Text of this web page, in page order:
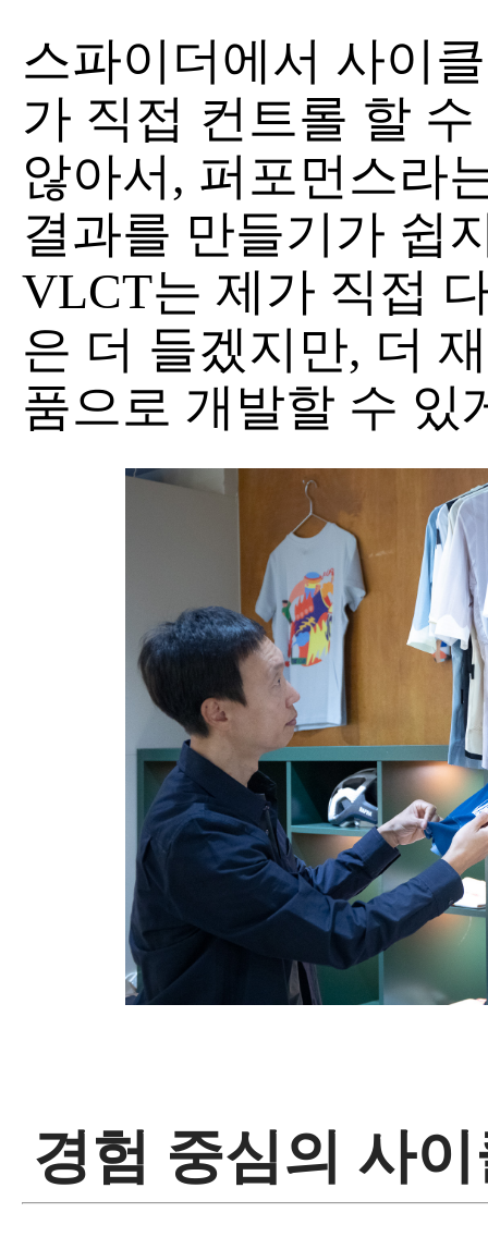
스파이더에서 사이
가 직접 컨트롤 할
않아서, 퍼포먼스라
결과를 만들기가 쉽
VLCT는 제가 직접
은 더 들겠지만, 더
품으로 개발할 수 있
경험 중심의 사